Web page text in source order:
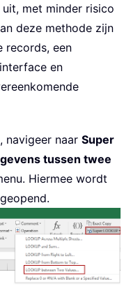
met minder risico
deze methode zijn
records, een
en
, navigeer naar Super
tussen twee
Hiermee wordt